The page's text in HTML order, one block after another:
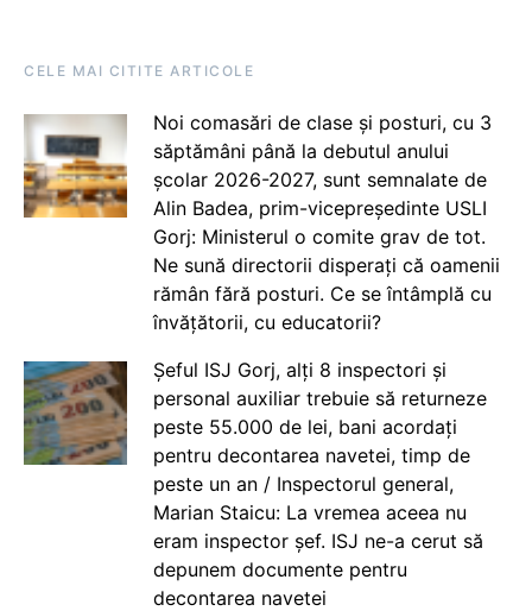
CELE MAI CITITE ARTICOLE
Noi comasări de clase și posturi, cu 3
săptămâni până la debutul anului
școlar 2026-2027, sunt semnalate de
Alin Badea, prim-vicepreședinte USLI
Gorj: Ministerul o comite grav de tot.
Ne sună directorii disperați că oamenii
rămân fără posturi. Ce se întâmplă cu
învățătorii, cu educatorii?
Șeful ISJ Gorj, alți 8 inspectori și
personal auxiliar trebuie să returneze
peste 55.000 de lei, bani acordați
pentru decontarea navetei, timp de
peste un an / Inspectorul general,
Marian Staicu: La vremea aceea nu
eram inspector șef. ISJ ne-a cerut să
depunem documente pentru
decontarea navetei